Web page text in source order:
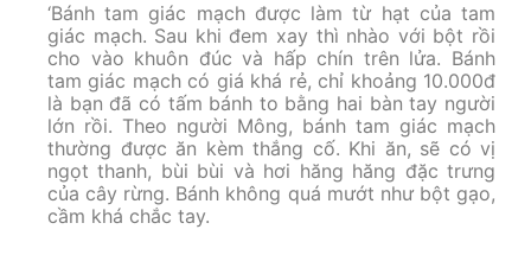
‘Bánh tam giác mạch được làm từ hạt của tam
giác mạch. Sau khi đem xay thì nhào với bột rồi
cho vào khuôn đúc và hấp chín trên lửa. Bánh
tam giác mạch có giá khá rẻ, chỉ khoảng 10.000đ
là bạn đã có tấm bánh to bằng hai bàn tay người
lớn rồi. Theo người Mông, bánh tam giác mạch
thường được ăn kèm thắng cố. Khi ăn, sẽ có vị
ngọt thanh, bùi bùi và hơi hăng hăng đặc trưng
của cây rừng. Bánh không quá mướt như bột gạo,
cầm khá chắc tay.